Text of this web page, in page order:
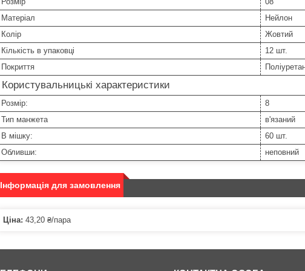
Матеріал
Нейлон
Колір
Жовтий
Кількість в упаковці
12 шт.
Покриття
Користувальницькі характеристики
Розмір:
8
Тип манжета
в'язаний
В мішку:
60 шт.
Обливши:
неповний
Інформація для замовлення
Ціна: 43,20 ₴/пара